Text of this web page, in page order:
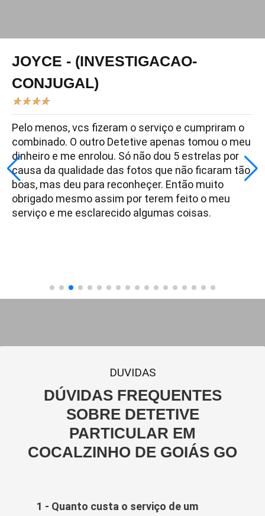
JOYCE - (INVESTIGACAO-
CONJUGAL)
★★★★
Pelo menos, vcs fizeram o serviço e cumpriram o
combinado. O outro Detetive apenas tomou o meu
dinheiro e me enrolou. Só não dou 5 estrelas por
causa da qualidade das fotos que não ficaram tão
boas, mas deu para reconheçer. Então muito
obrigado mesmo assim por terem feito o meu
serviço e me esclarecido algumas coisas.
DUVIDAS
DÚVIDAS FREQUENTES
SOBRE DETETIVE
PARTICULAR EM
COCALZINHO DE GOIÁS GO
1 - Quanto custa o serviço de um